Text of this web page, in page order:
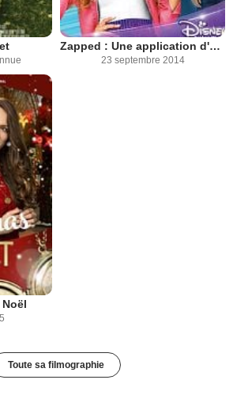
Zapped : Une application d'enfer !
23 septembre 2014
Toute sa filmographie